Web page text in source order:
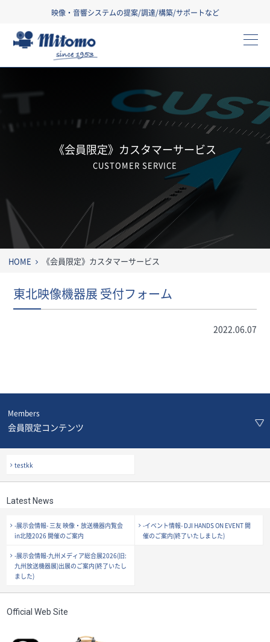
映像・音響システムの提案/調達/構築/サポートなど
《会員限定》カスタマーサービス
CUSTOMER SERVICE
HOME 《会員限定》カスタマーサービス
東北映像機器展 受付フォーム
2022.06.07
Members
会員限定コンテンツ
testkk
Latest News
-展示会情報- 三友 映像・放送機器内覧会
in北陸2026 開催のご案内
-イベント情報- DJI HANDS ON EVENT 開
催のご案内(終了いたしました)
-展示会情報-九州メディア総合展2026(旧:
九州放送機器展)出展のご案内(終了いたし
ました)
Official Web Site